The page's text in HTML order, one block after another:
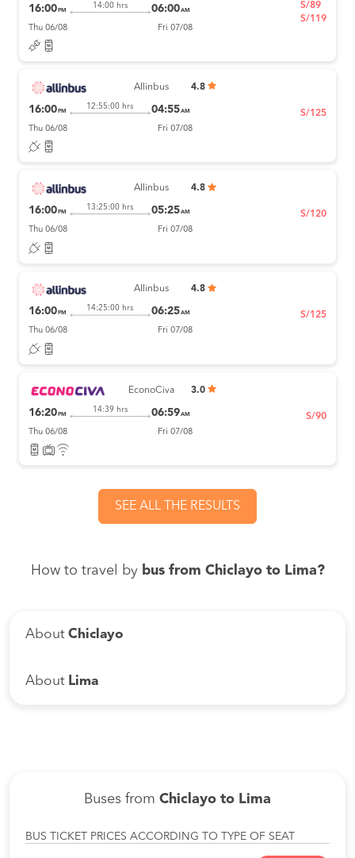
16:00 PM
14:00 hrs 06:00AM
Thu 06/08 Fri 07/08
S/89
S/119
Allinbus 4.8
16:00 PM
12:55:00 hrs 04:55AM
Thu 06/08 Fri 07/08
S/125
Allinbus 4.8
16:00 PM
13:25:00 hrs 05:25AM
Thu 06/08 Fri 07/08
S/120
Allinbus 4.8
16:00 PM
14:25:00 hrs 06:25AM
Thu 06/08 Fri 07/08
S/125
EconoCiva 3.0
16:20 PM
14:39 hrs 06:59AM
Thu 06/08 Fri 07/08
S/90
SEE ALL THE RESULTS
How to travel by bus from Chiclayo to Lima?
About Chiclayo
About Lima
Buses from Chiclayo to Lima
BUS TICKET PRICES ACCORDING TO TYPE OF SEAT